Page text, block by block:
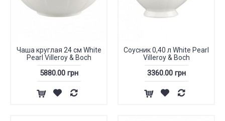
Чаша круглая 24 см White
Pearl Villeroy & Boch
5880.00 грн
Соусник 0,40 л White Pearl
Villeroy & Boch
3360.00 грн